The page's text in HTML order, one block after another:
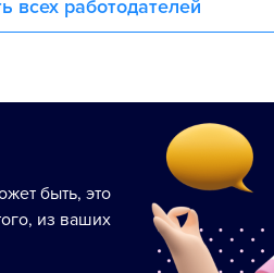
всех работодателей
быть, это
из ваших